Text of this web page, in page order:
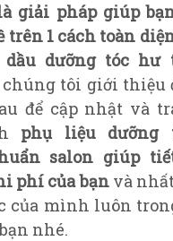
giải pháp giúp
trên 1 cách toàn
dầu dưỡng tóc hư
chúng tôi giới thiệu
để cập nhật và
phụ liệu dưỡng
salon giúp
phí của bạnvà
của mình luôn
nhé.